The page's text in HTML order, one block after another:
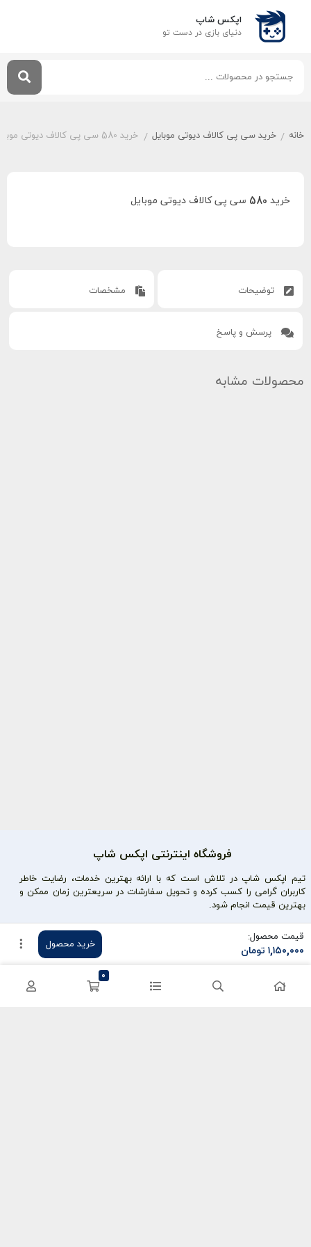
اپکس شاپ
دنیای بازی‌ در دست تو
خانه / خرید سی پی کالاف دیوتی موبایل / خرید 580 سی پی کالاف دیوتی موبایل
خرید 580 سی پی کالاف دیوتی موبایل
توضیحات مشخصات
پرسش و پاسخ
محصولات مشابه
قیمت محصول:
تومان ۱,۱۵۰,۰۰۰
خرید محصول
فروشگاه اینترنتی اپکس شاپ
تیم اپکس شاپ در تلاش است که با ارائه بهترین خدمات، رضایت خاطر
کاربران گرامی را کسب کرده و تحویل سفارشات در سریعترین زمان ممکن و
بهترین قیمت انجام شود.
محصولات محبوب
سی پی کالاف
کریستال گنشین
دسترسی سریع
حساب کاربری
سفارشات
0